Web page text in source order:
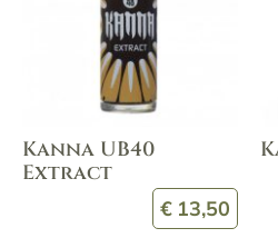
Kanna UB40
Extract
€ 13,50